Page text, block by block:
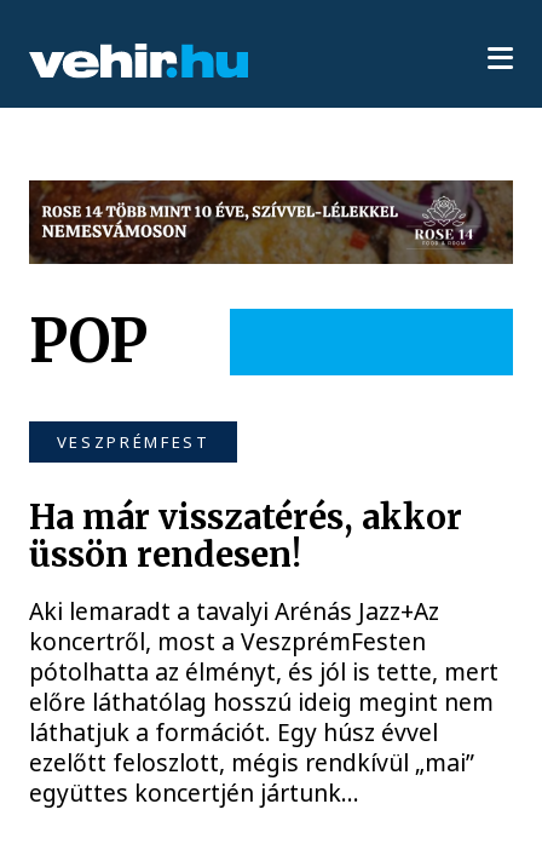
POP
VESZPRÉMFEST
Ha már visszatérés, akkor
üssön rendesen!
Aki lemaradt a tavalyi Arénás Jazz+Az
koncertről, most a VeszprémFesten
pótolhatta az élményt, és jól is tette, mert
előre láthatólag hosszú ideig megint nem
láthatjuk a formációt. Egy húsz évvel
ezelőtt feloszlott, mégis rendkívül „mai”
együttes koncertjén jártunk…